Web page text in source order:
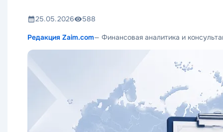
25.05.2026 588
Редакция Zaim.com— Финансовая аналитика и